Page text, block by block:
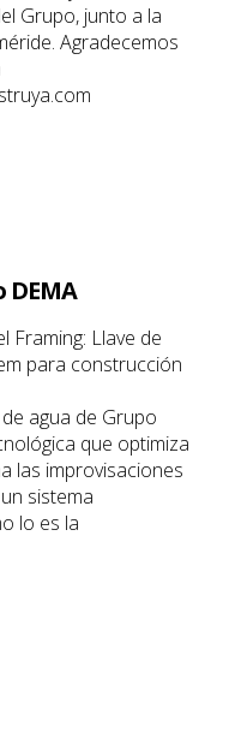
Grupo, junto a la
Agradecemos
DEMA
Framing: Llave de
para construcción
agua de Grupo
que optimiza
las improvisaciones
sistema
lo es la